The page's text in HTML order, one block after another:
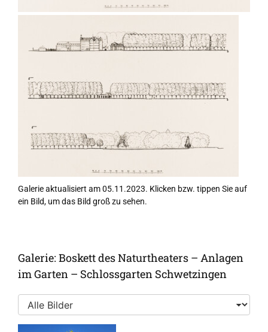
Galerie aktualisiert am 05.11.2023. Klicken bzw. tippen Sie auf
ein Bild, um das Bild groß zu sehen.
Galerie: Boskett des Naturtheaters – Anlagen
im Garten – Schlossgarten Schwetzingen